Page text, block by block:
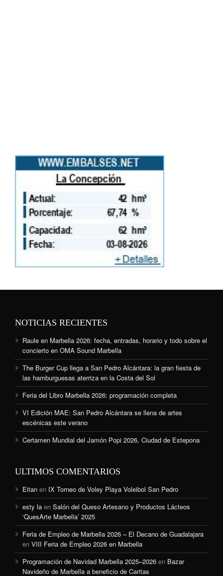
NOTICIAS RECIENTES
Raule en Marbella 2026: fecha, entradas, horario y todo sobre el
concierto en OMA Sound Marbella
The Burger Cup llega a San Pedro Alcántara: la gran fiesta de
las hamburguesas aterriza en la Costa del Sol
Feria del Libro Marbella 2026: programación completa
VI Edición MAE: San Pedro Alcántara se llena de artes
escénicas este verano
Certamen Mundial del Jamón Popi 2026, Ciudad de Estepona
ULTIMOS COMENTARIOS
Eitan en IX Torneo de Voley Playa Voleibol San Pedro
esty la en Salón del Queso Artesano y Productos Lácteos
‘QuesArte Marbella’ 2025
Feria de Empleo de Marbella 2026 – El Decano de Guadalajara
en VIII Feria de Empleo 2026 en Marbella
Programación de Navidad Marbella 2025–2026 en Bazar
Navideño de Marbella a beneficio de Caritas